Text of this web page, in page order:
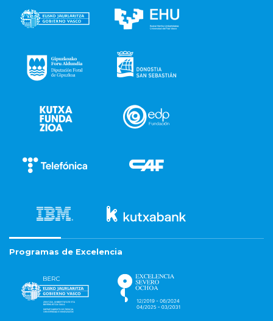
Programas de Excelencia